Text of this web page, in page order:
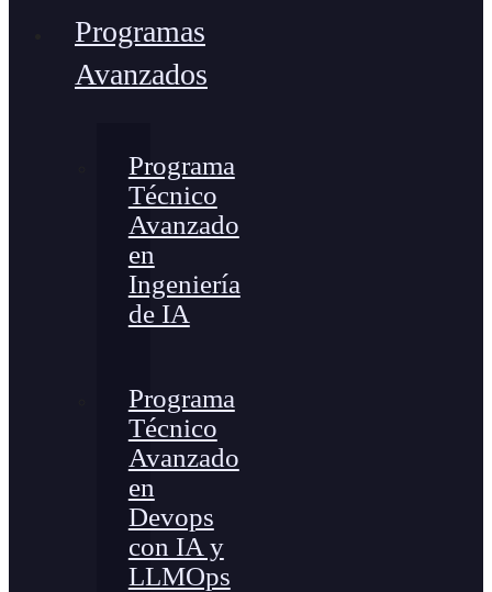
Programas
Avanzados
Programa
Técnico
Avanzado
en
Ingeniería
de IA
Programa
Técnico
Avanzado
en
Devops
con IA y
LLMOps